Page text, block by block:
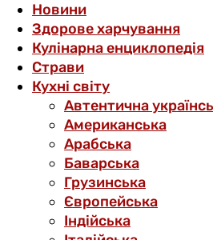
Новини
Здорове харчування
Кулінарна енциклопедія
Страви
Кухні світу
Автентична
Американська
Арабська
Баварська
Грузинська
Європейська
Індійська